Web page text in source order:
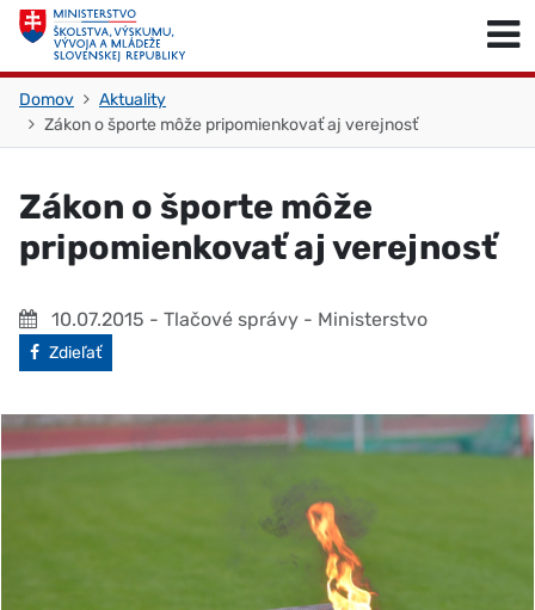
Skočiť na obsah
Domov
Aktuality
Zákon o športe môže pripomienkovať aj verejnosť
Zákon o športe môže
pripomienkovať aj verejnosť
10.07.2015 - Tlačové správy - Ministerstvo
Facebook
Zdieľať
Skočiť na začiatok stránky